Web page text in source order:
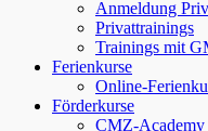
Anmeldung
Privattrainings
Trainings mit
Ferienkurse
Online-
Förderkurse
CMZ-Academy